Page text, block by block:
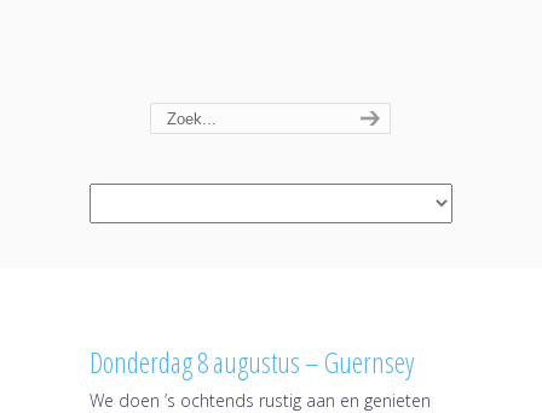
Donderdag 8 augustus – Guernsey
We doen ’s ochtends rustig aan en genieten